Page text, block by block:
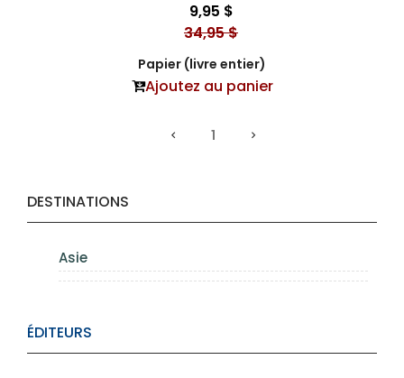
DESTINATIONS
Asie
ÉDITEURS
9,95 $
34,95 $
Papier (livre entier)
Ajoutez au panier
1